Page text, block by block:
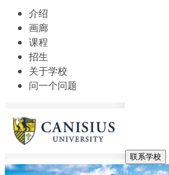
介绍
画廊
课程
招生
关于学校
问一个问题
联系学校